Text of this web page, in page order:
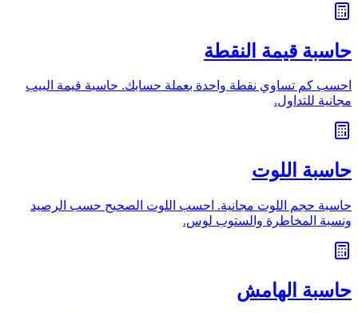
حاسبة قيمة النقطة
احسب كم تساوي نقطة واحدة بعملة حسابك. حاسبة قيمة البيب
مجانية للتداول.
حاسبة اللوت
حاسبة حجم اللوت مجانية. احسب اللوت الصحيح حسب الرصيد
ونسبة المخاطرة والستوب لوس.
حاسبة الهامش